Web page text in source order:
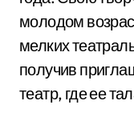
молодом
мелких
получив
театр, где ее